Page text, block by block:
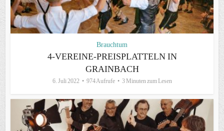
Brauchtum
4-VEREINE-PREISPLATTELN IN
GRAINBACH
6. Juli 2022 974 Aufrufe 3 Minuten zum Lesen